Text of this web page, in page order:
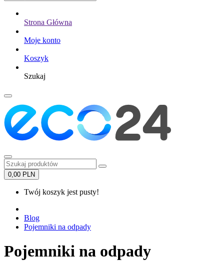
Strona Główna
Moje konto
Koszyk
Szukaj
0,00 PLN
Twój koszyk jest pusty!
Blog
Pojemniki na odpady
Pojemniki na odpady